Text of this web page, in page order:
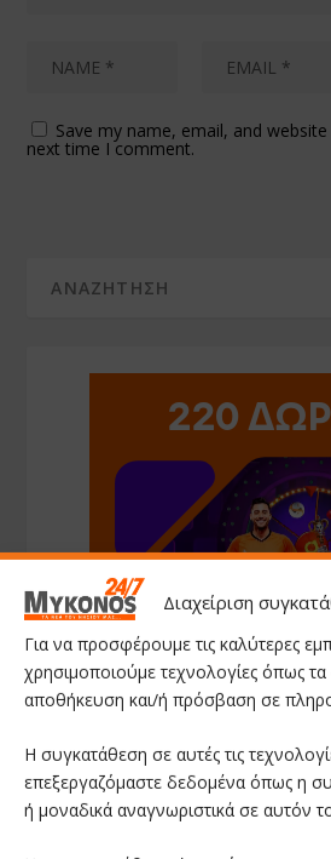
Διαχείριση
Για να προσφέρουμε τις καλύτερες
χρησιμοποιούμε τεχνολογίες όπως
αποθήκευση και/ή πρόσβαση σε
Η συγκατάθεση σε αυτές τις
επεξεργαζόμαστε δεδομένα όπως η
ή μοναδικά αναγνωριστικά σε αυτόν
Save my name, email, and
next time I comment.